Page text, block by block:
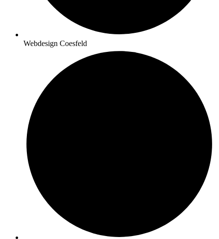
Webdesign Coesfeld